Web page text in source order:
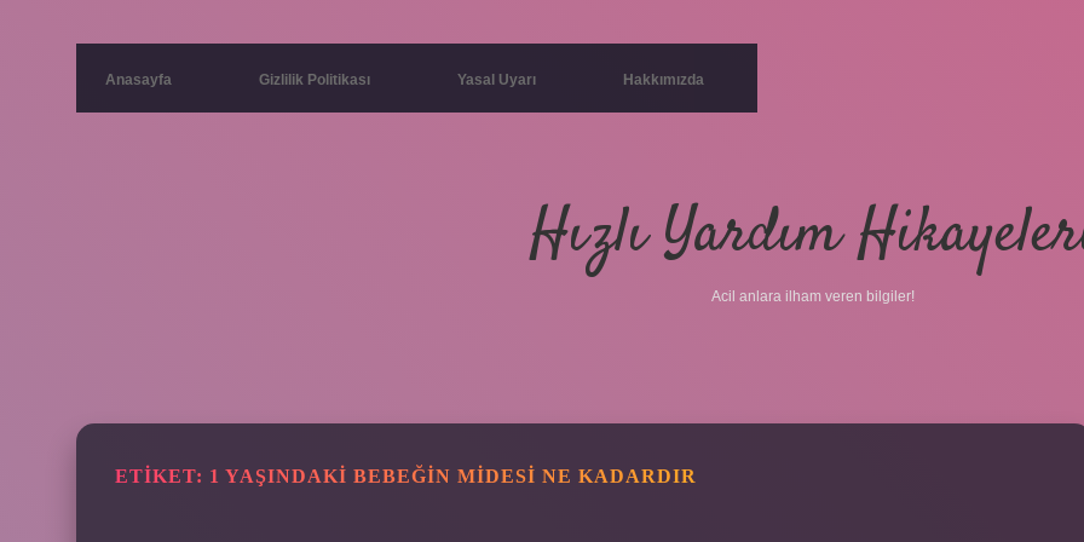
Anasayfa Gizlilik Politikası Yasal Uyarı Hakkımızda
Hızlı Yardım
Acil anlara ilham veren bilgiler!
ETIKET: 1 YAŞINDAKI BEBEĞIN MIDESI NE KADARDIR